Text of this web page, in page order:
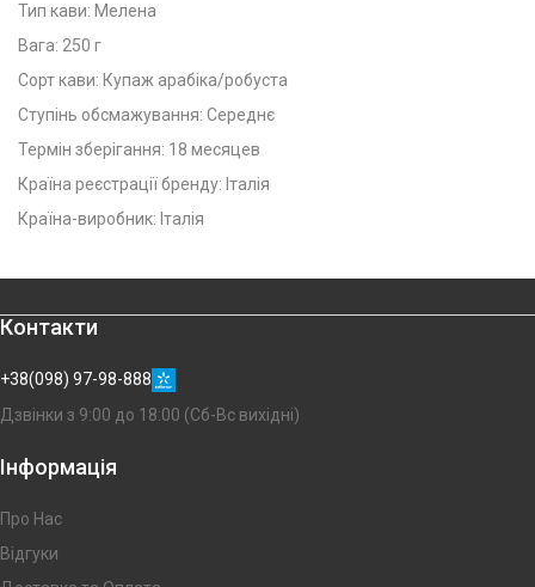
Тип кави: Мелена
Вага: 250 г
Сорт кави: Купаж арабіка/робуста
Ступінь обсмажування: Середнє
Термін зберігання: 18 месяцев
Країна реєстрації бренду: Італія
Країна-виробник: Італія
Контакти
+38(098) 97-98-888
Дзвінки з 9:00 до 18:00 (Сб-Вс вихідні)
Інформація
Про Нас
Відгуки